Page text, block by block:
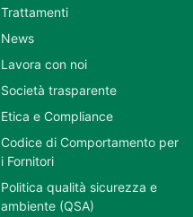
Trattamenti
News
Lavora con noi
Società trasparente
Etica e Compliance
Codice di Comportamento per
i Fornitori
Politica qualità sicurezza e
ambiente (QSA)